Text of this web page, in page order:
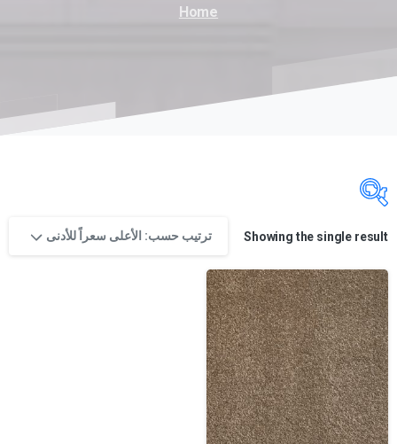
Home
تصنيفات المنتج
تصنيفات المنتج
تصنيفات المنتج
Showing the single result ترتيب حسب: الأعلى سعراً للأدنى